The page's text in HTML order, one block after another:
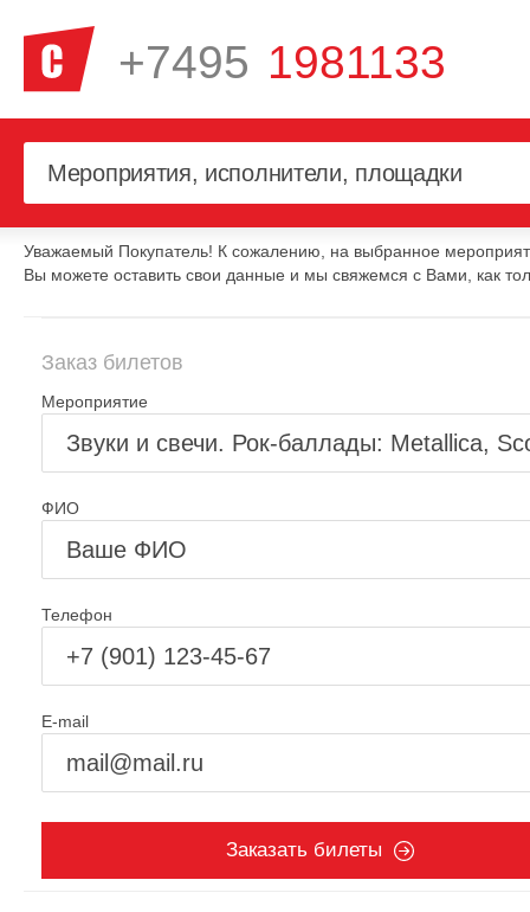
+7495 1981133
Уважаемый Покупатель! К сожалению, на выбранное
Вы можете оставить свои данные и мы свяжемся с Вами, как
Заказ билетов
Мероприятие
ФИО
Телефон
E-mail
Заказать билеты